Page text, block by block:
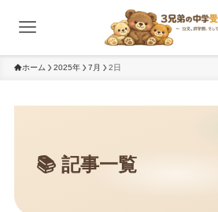
ホーム 2025年 7月 2日